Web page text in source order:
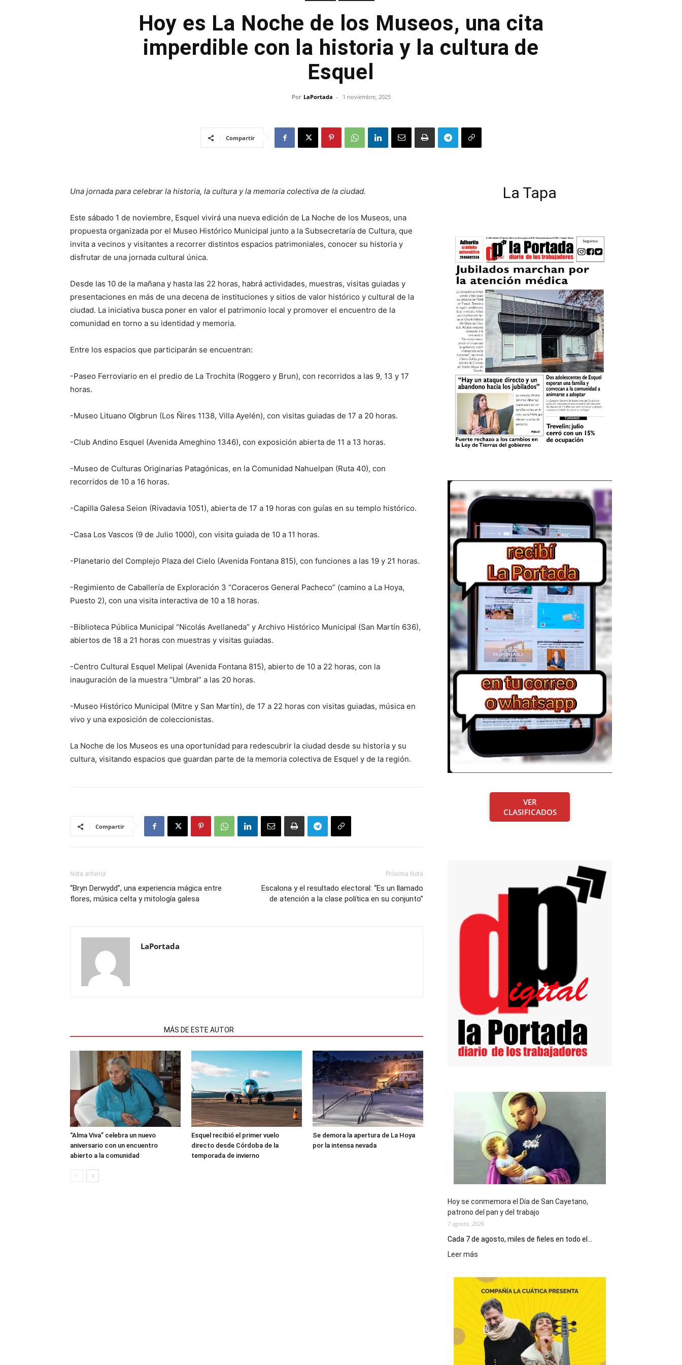
Hoy es La Noche de los Museos, una cita
imperdible con la historia y la cultura de
Esquel
Por LaPortada - 1 noviembre, 2025
Compartir
Una jornada para celebrar la historia, la cultura y la memoria colectiva de la ciudad.
Este sábado 1 de noviembre, Esquel vivirá una nueva edición de La Noche de los Museos, una
propuesta organizada por el Museo Histórico Municipal junto a la Subsecretaría de Cultura, que
invita a vecinos y visitantes a recorrer distintos espacios patrimoniales, conocer su historia y
disfrutar de una jornada cultural única.
Desde las 10 de la mañana y hasta las 22 horas, habrá actividades, muestras, visitas guiadas y
presentaciones en más de una decena de instituciones y sitios de valor histórico y cultural de la
ciudad. La iniciativa busca poner en valor el patrimonio local y promover el encuentro de la
comunidad en torno a su identidad y memoria.
Entre los espacios que participarán se encuentran:
-Paseo Ferroviario en el predio de La Trochita (Roggero y Brun), con recorridos a las 9, 13 y 17
horas.
-Museo Lituano Olgbrun (Los Ñires 1138, Villa Ayelén), con visitas guiadas de 17 a 20 horas.
-Club Andino Esquel (Avenida Ameghino 1346), con exposición abierta de 11 a 13 horas.
-Museo de Culturas Originarias Patagónicas, en la Comunidad Nahuelpan (Ruta 40), con
recorridos de 10 a 16 horas.
-Capilla Galesa Seion (Rivadavia 1051), abierta de 17 a 19 horas con guías en su templo histórico.
-Casa Los Vascos (9 de Julio 1000), con visita guiada de 10 a 11 horas.
-Planetario del Complejo Plaza del Cielo (Avenida Fontana 815), con funciones a las 19 y 21 horas.
-Regimiento de Caballería de Exploración 3 “Coraceros General Pacheco” (camino a La Hoya,
Puesto 2), con una visita interactiva de 10 a 18 horas.
-Biblioteca Pública Municipal “Nicolás Avellaneda” y Archivo Histórico Municipal (San Martín 636),
abiertos de 18 a 21 horas con muestras y visitas guiadas.
-Centro Cultural Esquel Melipal (Avenida Fontana 815), abierto de 10 a 22 horas, con la
inauguración de la muestra “Umbral” a las 20 horas.
-Museo Histórico Municipal (Mitre y San Martín), de 17 a 22 horas con visitas guiadas, música en
vivo y una exposición de coleccionistas.
La Noche de los Museos es una oportunidad para redescubrir la ciudad desde su historia y su
cultura, visitando espacios que guardan parte de la memoria colectiva de Esquel y de la región.
Compartir
Nota anterior
“Bryn Derwydd”, una experiencia mágica entre
flores, música celta y mitología galesa
Próxima Nota
Escalona y el resultado electoral: “Es un llamado
de atención a la clase política en su conjunto”
LaPortada
MÁS DE ESTE AUTOR
“Alma Viva” celebra un nuevo
aniversario con un encuentro
abierto a la comunidad
Esquel recibió el primer vuelo
directo desde Córdoba de la
temporada de invierno
Se demora la apertura de La Hoya
por la intensa nevada
La Tapa
VER
CLASIFICADOS
Hoy se conmemora el Día de San Cayetano,
patrono del pan y del trabajo
7 agosto, 2026
Cada 7 de agosto, miles de fieles en todo el...
Leer más
conmemora
el
Día
de
San
Cayetano,
patrono
del